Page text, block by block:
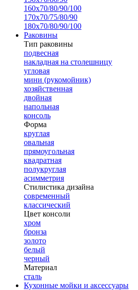
160х70/80/90/100
170х70/75/80/90
180х70/80/90/100
Раковины
Тип раковины
подвесная
накладная на столешницу
угловая
мини (рукомойник)
хозяйственная
двойная
напольная
консоль
Форма
круглая
овальная
прямоугольная
квадратная
полукруглая
асимметрия
Стилистика дизайна
современный
классический
Цвет консоли
хром
бронза
золото
белый
черный
Материал
сталь
Кухонные мойки и аксессуары